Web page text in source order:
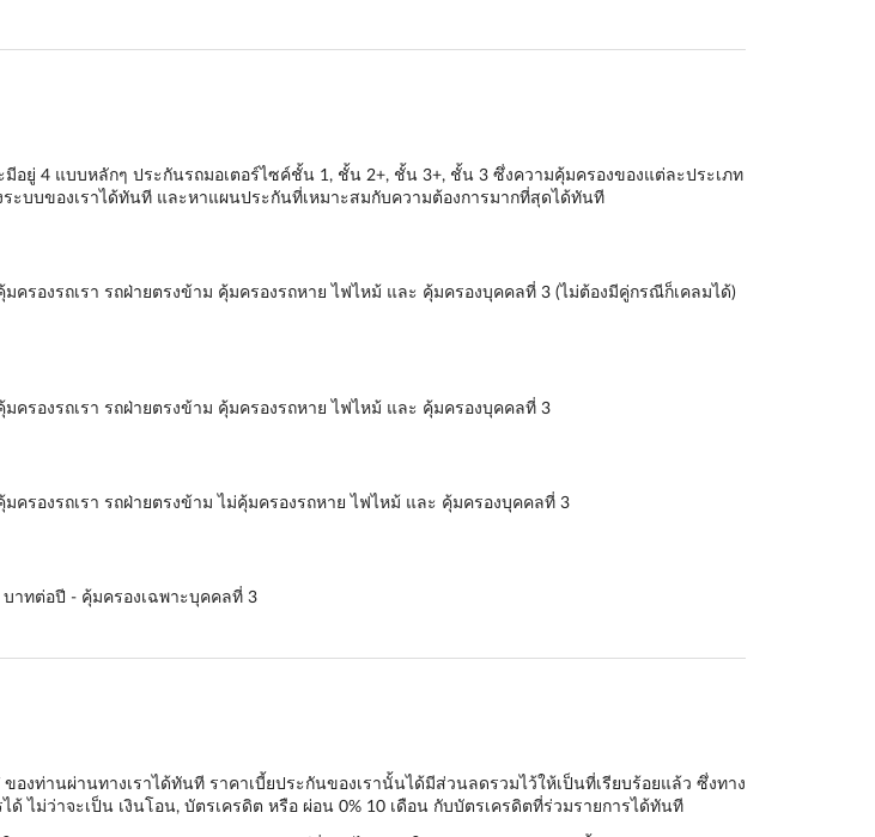
มีอยู่ 4 แบบหลักๆ ประกันรถมอเตอร์ไซค์ชั้น 1, ชั้น 2+, ชั้น 3+, ชั้น 3ซึ่งความคุ้มครองของแต่ละประเภท
บบของเราได้ทันที และหาแผนประกันที่เหมาะสมกับความต้องการมากที่สุดได้ทันที
รองรถเรา รถฝ่ายตรงข้าม คุ้มครองรถหาย ไฟไหม้ และ คุ้มครองบุคคลที่ 3 (ไม่ต้องมีคู่กรณีก็เคลมได้)
ครองรถเรา รถฝ่ายตรงข้าม คุ้มครองรถหาย ไฟไหม้ และ คุ้มครองบุคคลที่ 3
ครองรถเรา รถฝ่ายตรงข้าม ไม่คุ้มครองรถหาย ไฟไหม้ และ คุ้มครองบุคคลที่ 3
าทต่อปี - คุ้มครองเฉพาะบุคคลที่ 3
งท่านผ่านทางเราได้ทันที ราคาเบี้ยประกันของเรานั้นได้มีส่วนลดรวมไว้ให้เป็นที่เรียบร้อยแล้ว ซึ่งทาง
ไม่ว่าจะเป็น เงินโอน, บัตรเครดิต หรือ ผ่อน 0% 10 เดือน กับบัตรเครดิตที่ร่วมรายการได้ทันที